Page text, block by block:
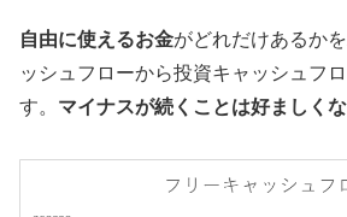
自由に使えるお金がどれだけあるか
ッシュフローから投資キャッシュフ
す。 マイナスが続くことは好ましく